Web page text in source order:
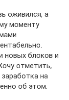
оживился, а
моменту
новых блоков и
отметить,
на
об этом.